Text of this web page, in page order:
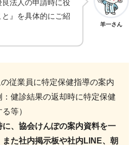
羊一さん
法人の申請時に役
』を具体的にご紹
従業員に特定保健指導の案内
健診結果の返却時に特定保健
等）
、協会けんぽの案内資料を一
た社内掲示板や社内LINE、朝